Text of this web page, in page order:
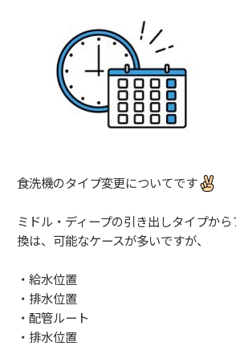
食洗機のタイプ変更についてです
ミドル・ディープの引き出しタイプか
換は、可能なケースが多いですが、
・給水位置
・排水位置
・配管ルート
・排水位置